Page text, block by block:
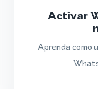
Activar
Aprenda como